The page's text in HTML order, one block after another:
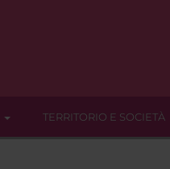
TERRITORIO E SOCIETÀ